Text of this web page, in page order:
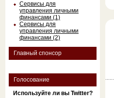
Сервисы для
управления личными
финансами (1)
Сервисы для
управления личными
финансами (2)
Главный спонсор
Голосование
Используйте ли вы Twitter?